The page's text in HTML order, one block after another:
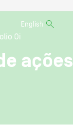
English
Oi
ações